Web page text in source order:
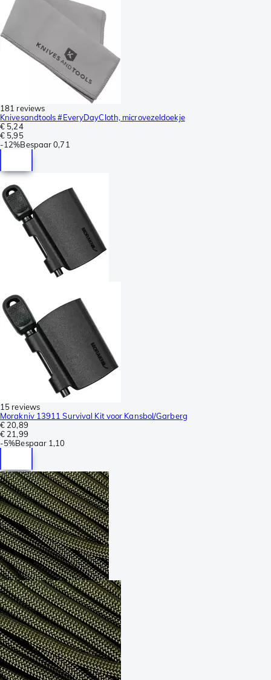
181 reviews
Knivesandtools #EveryDayCloth, microvezeldoekje
€ 5,24
€ 5,95
-12%Bespaar 0,71
15 reviews
Morakniv 13911 Survival Kit voor Kansbol/Garberg
€ 20,89
€ 21,99
-5%Bespaar 1,10